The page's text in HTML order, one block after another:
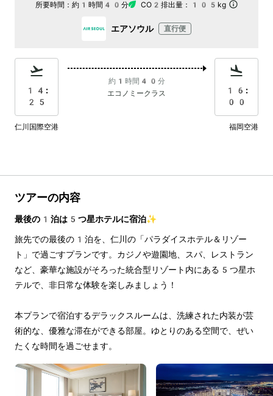
所要時間： 約1時間40分 CO2排出量： 105kg
エアソウル 直行便
14:
25
約1時間40分
エコノミークラス
16:
00
仁川国際空港 福岡空港
ツアーの内容
最後の1泊は5つ星ホテルに宿泊✨
旅先での最後の1泊を、仁川の「パラダイスホテル＆リゾー
ト」で過ごすプランです。カジノや遊園地、スパ、レストラン
など、豪華な施設がそろった統合型リゾート内にある5つ星ホ
テルで、非日常な体験を楽しみましょう！
本プランで宿泊するデラックスルームは、洗練された内装が芸
術的な、優雅な滞在ができる部屋。ゆとりのある空間で、ぜい
たくな時間を過ごせます。